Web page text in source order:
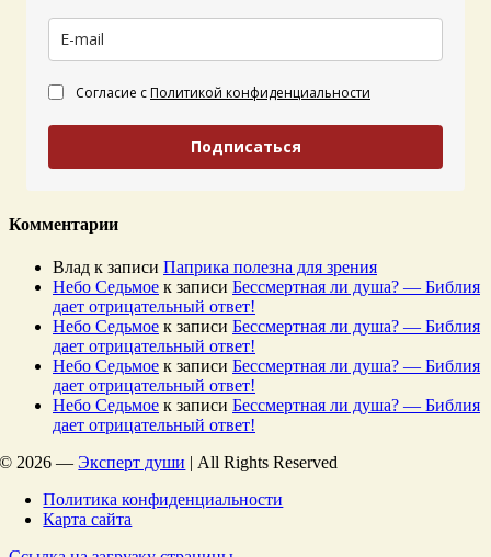
Согласие сПолитикой конфиденциальности
Подписаться
Комментарии
Влад к записи Паприка полезна для зрения
Небо Седьмое к записи Бессмертная ли душа? — Библия
дает отрицательный ответ!
Небо Седьмое к записи Бессмертная ли душа? — Библия
дает отрицательный ответ!
Небо Седьмое к записи Бессмертная ли душа? — Библия
дает отрицательный ответ!
Небо Седьмое к записи Бессмертная ли душа? — Библия
дает отрицательный ответ!
© 2026 —Эксперт души | All Rights Reserved
Политика конфиденциальности
Карта сайта